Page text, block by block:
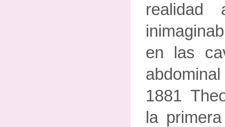
realidad
en las
1881
la